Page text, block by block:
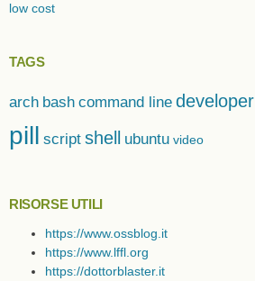
low cost
TAGS
arch bash command line developer
pill script shell ubuntu video
RISORSE UTILI
https://www.ossblog.it
https://www.lffl.org
https://dottorblaster.it